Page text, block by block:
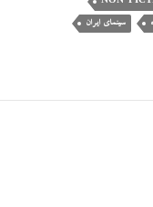
سینمای ایران